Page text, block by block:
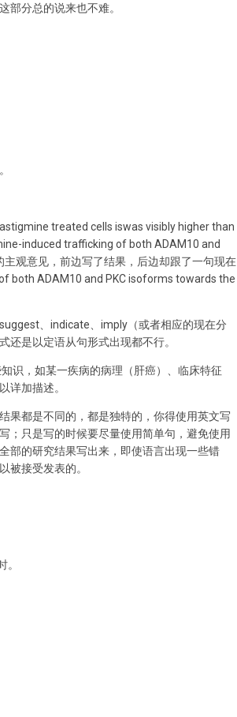
部分总的说来也不难。
treated cells iswas visibly higher than
induced trafficking of both ADAM10 and
观意见，前边写了结果，后边却跟了一句现在
both ADAM10 and PKC isoforms towards the
、indicate、imply（或者相应的现在分
是以定语从句形式出现都不行。
识，如某一疾病的病理（肝癌）、临床特征
详加描述。
果都是不同的，都是独特的，你得使用英文写
；只是写的时候要尽量使用简单句，避免使用
部的研究结果写出来，即使语言出现一些错
被接受发表的。